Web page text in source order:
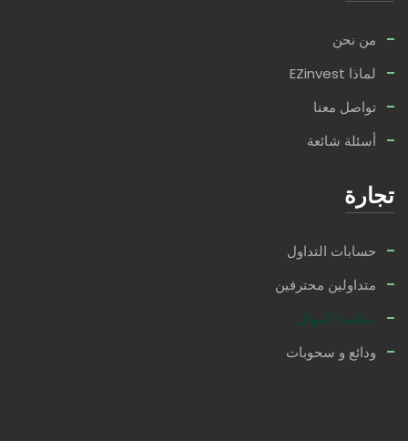
من نحن
لماذا EZinvest
تواصل معنا
أسئلة شائعة
تجارة
حسابات التداول
متداولين محترفين
سلامة الأموال
ودائع و سحوبات